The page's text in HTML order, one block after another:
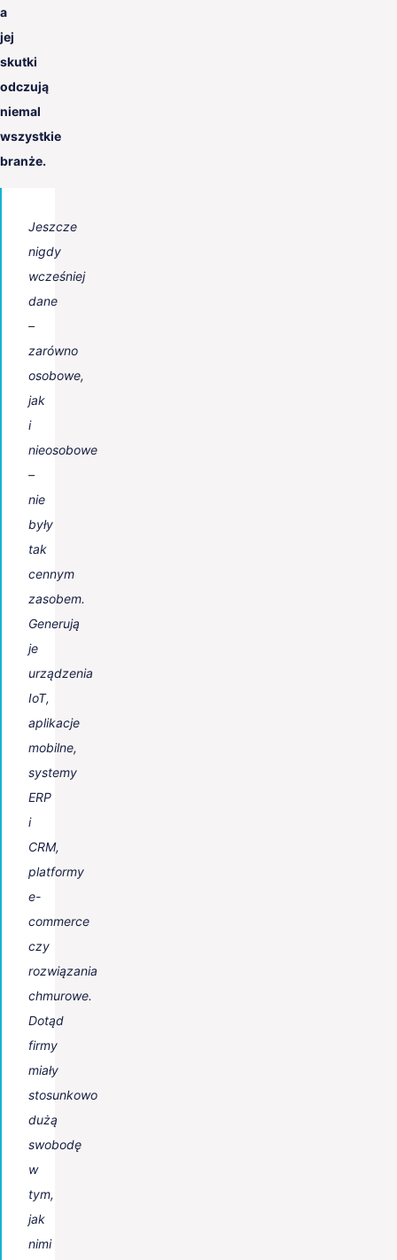
a
jej
skutki
odczują
niemal
wszystkie
branże.
Jeszcze
nigdy
wcześniej
dane
–
zarówno
osobowe,
jak
i
nieosobowe
–
nie
były
tak
cennym
zasobem.
Generują
je
urządzenia
IoT,
aplikacje
mobilne,
systemy
ERP
i
CRM,
platformy
e-
commerce
czy
rozwiązania
chmurowe.
Dotąd
firmy
miały
stosunkowo
dużą
swobodę
w
tym,
jak
nimi